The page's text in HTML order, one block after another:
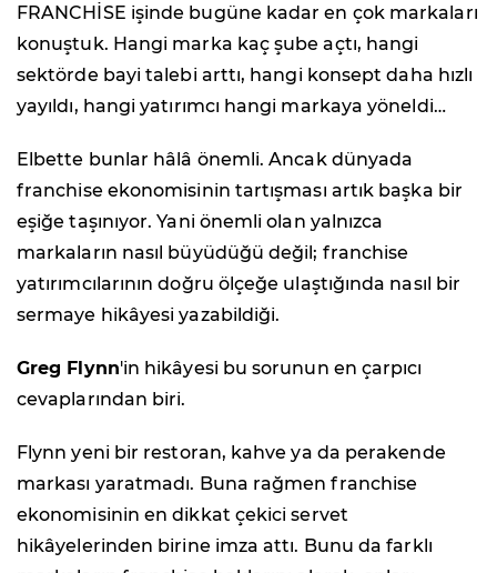
FRANCHİSE işinde bugüne kadar en çok markaları
konuştuk. Hangi marka kaç şube açtı, hangi
sektörde bayi talebi arttı, hangi konsept daha hızlı
yayıldı, hangi yatırımcı hangi markaya yöneldi…
Elbette bunlar hâlâ önemli. Ancak dünyada
franchise ekonomisinin tartışması artık başka bir
eşiğe taşınıyor. Yani önemli olan yalnızca
markaların nasıl büyüdüğü değil; franchise
yatırımcılarının doğru ölçeğe ulaştığında nasıl bir
sermaye hikâyesi yazabildiği.
Greg Flynn'in hikâyesi bu sorunun en çarpıcı
cevaplarından biri.
Flynn yeni bir restoran, kahve ya da perakende
markası yaratmadı. Buna rağmen franchise
ekonomisinin en dikkat çekici servet
hikâyelerinden birine imza attı. Bunu da farklı